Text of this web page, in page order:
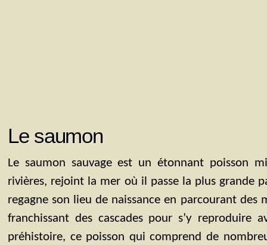
Le saumon
Le saumon sauvage est un étonnant poisson
rivières, rejoint la mer où il passe la plus grande
regagne son lieu de naissance en parcourant des
franchissant des cascades pour s’y reproduire
préhistoire, ce poisson qui comprend de